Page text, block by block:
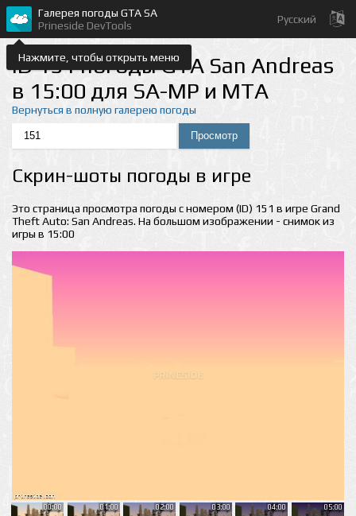
Нажмите, чтобы открыть меню
Галерея погоды GTA SA
Prineside DevTools
Русский
ID 151 погоды GTA San Andreas
в 15:00 для SA-MP и MTA
Вернуться в полную галерею погоды
Скрин-шоты погоды в игре
Это страница просмотра погоды с номером (ID) 151 в игре Grand
Theft Auto: San Andreas. На большом изображении - снимок из
игры в 15:00
00:00 01:00 02:00 03:00 04:00 05:00